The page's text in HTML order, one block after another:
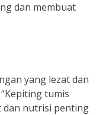
dan membuat
yang lezat dan
tumis
dan nutrisi penting